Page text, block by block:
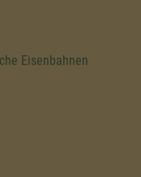
Eisenbahnen